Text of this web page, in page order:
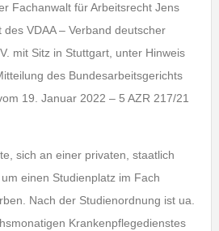
Fachanwalt für Arbeitsrecht Jens
VDAA – Verband deutscher
mit Sitz in Stuttgart, unter Hinweis
des Bundesarbeitsgerichts
19. Januar 2022 – 5 AZR 217/21
sich an einer privaten, staatlich
einen Studienplatz im Fach
Nach der Studienordnung ist ua.
Krankenpflegedienstes